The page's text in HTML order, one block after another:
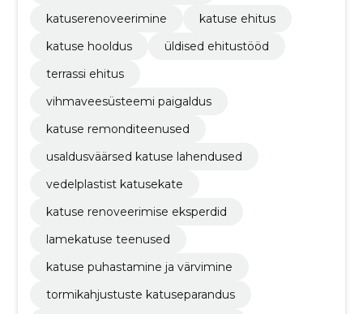
katuserenoveerimine
katuse ehitus
katuse hooldus
üldised ehitustööd
terrassi ehitus
vihmaveesüsteemi paigaldus
katuse remonditeenused
usaldusväärsed katuse lahendused
vedelplastist katusekate
katuse renoveerimise eksperdid
lamekatuse teenused
katuse puhastamine ja värvimine
tormikahjustuste katuseparandus